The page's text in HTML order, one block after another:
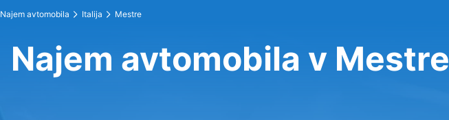
Najem avtomobila Italija Mestre
Najem avtomobila v Mestre